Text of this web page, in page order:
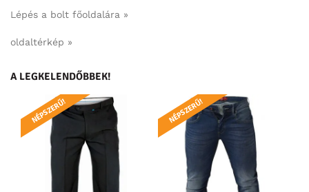
Lépés a bolt főoldalára »
oldaltérkép »
A LEGKELENDŐBBEK!
NÉPSZERŰ! NÉPSZERŰ!